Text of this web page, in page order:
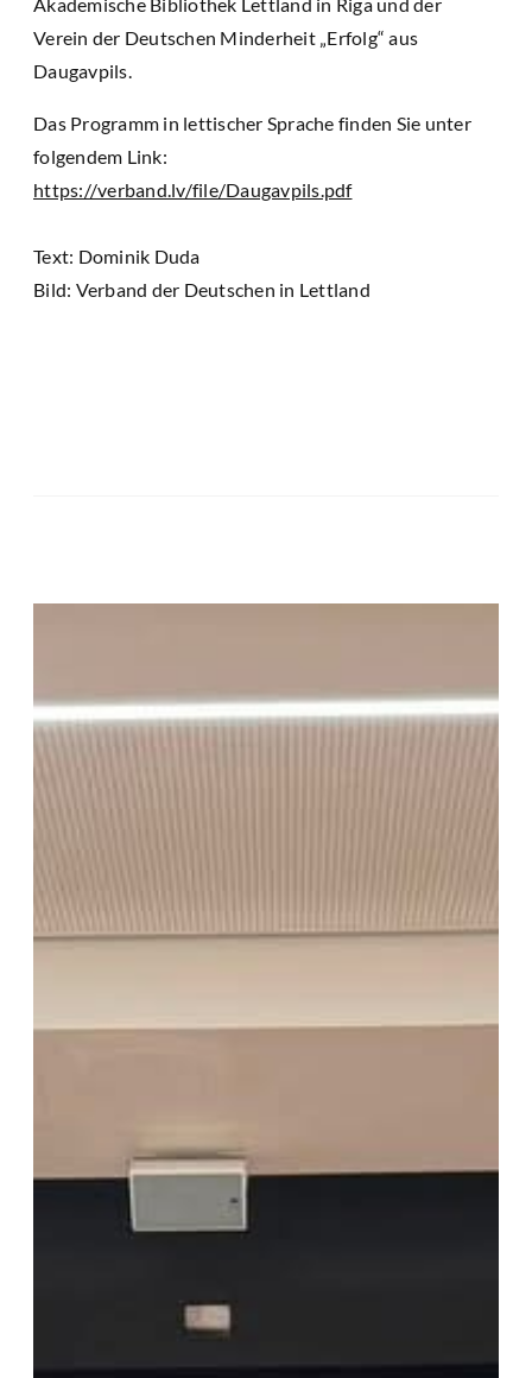
Verein der Deutschen Minderheit „Erfolg“ aus
Daugavpils.
Das Programm in lettischer Sprache finden Sie unter
folgendem Link:
https://verband.lv/file/Daugavpils.pdf
Text: Dominik Duda
Bild: Verband der Deutschen in Lettland